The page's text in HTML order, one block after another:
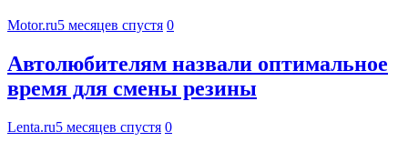
Motor.ru5 месяцев спустя 0
Автолюбителям назвали оптимальное
время для смены резины
Lenta.ru5 месяцев спустя 0